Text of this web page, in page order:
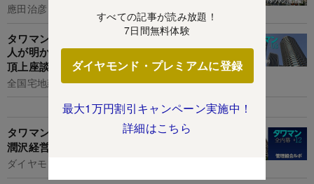
すべての記事が読み放題！
7日間無料体験
ダイヤモンド・プレミアムに登録
最大1万円割引キャンペーン実施中！
詳細はこちら
應田治彦（はるぶー）
タワマン「駅遠や千葉物件」が人気急上昇、業界
人が明かす最新トレンド【タワマンインサイダー
頂上座談会（中）】
全国宅地建物取引ツイッタラー協会
タワマンを廃虚にしない！高コスパ修繕から資金
潤沢経営まで、スゴ腕管理組合に学ぶ
ダイヤモンド編集部,鈴木洋子